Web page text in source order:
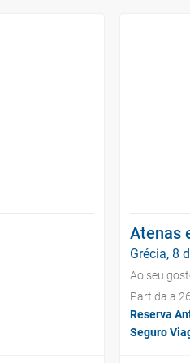
Atenas
Grécia, 8
Ao seu
Partida a
Reserva
Seguro